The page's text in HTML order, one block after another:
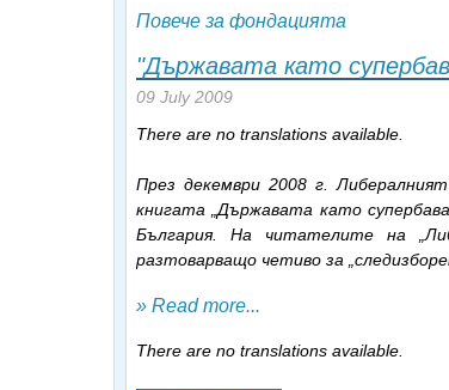
Повече за фондацията
"Държавата като
09 July 2009
There are no translations available.
През декември 2008 г.
книгата „Държавата като
България. На читателите на
разтоварващо четиво за
» Read more...
There are no translations available.